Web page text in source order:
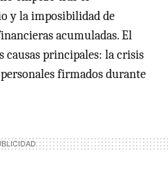
y la imposibilidad de
acumuladas. El
causas principales: la crisis
firmados durante